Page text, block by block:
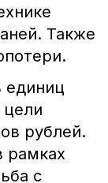
Также
единиц
цели
рублей.
рамках
с